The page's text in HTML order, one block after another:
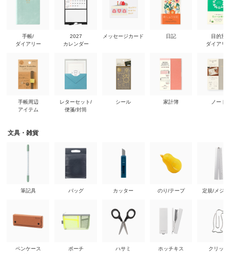
手帳/
ダイアリー
手帳周辺
アイテム
2027
カレンダー
レターセット/
便箋/封筒
メッセージカード
シール
日記
家計簿
目的別
ダイアリ
ノート
文具・雑貨
筆記具
ペンケース
バッグ
ポーチ
カッター
ハサミ
のり/テープ
ホッチキス
定規/メジ
クリップ